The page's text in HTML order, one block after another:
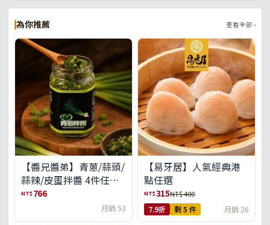
為你推薦 查看全部 ›
【醬兄醬弟】青蔥/蒜頭/
蒜辣/皮蛋拌醬 4件任選
(免運組)
NT$ 766
月銷 53
【易牙居】人氣經典港
點任選
NT$315NT$ 400
7.9折 剩 5 件 月銷 26